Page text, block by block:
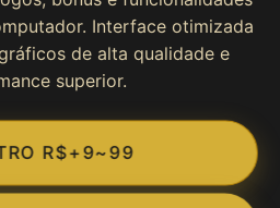
Fortune
Jogos
Game
Interface otimizada
de alta qualidade e
superior.
R$+9~99